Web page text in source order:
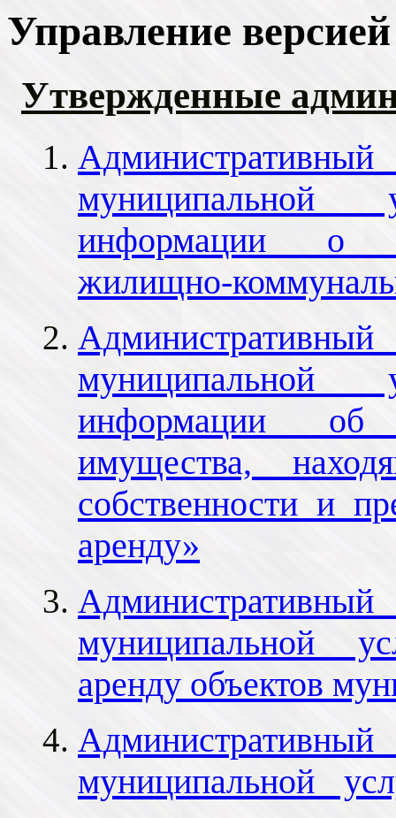
Управление
Утвержденные
Административный
муниципальной
информации о
жилищно-
Административный
муниципальной
информации об
имущества,
собственности и
аренду»
Административный
муниципальной
аренду объектов
Административный
муниципальной